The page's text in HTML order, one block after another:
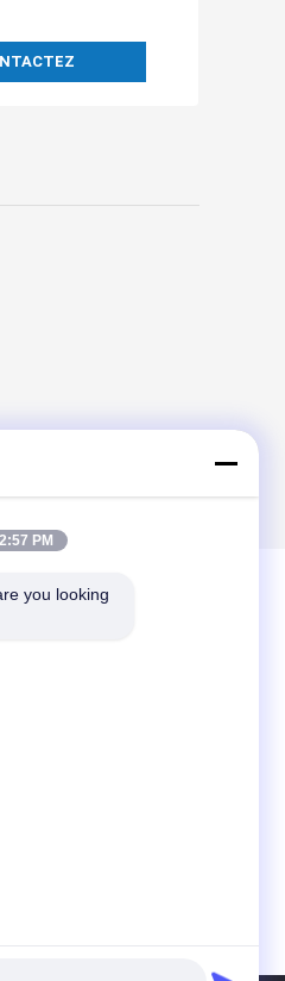
PM
you looking